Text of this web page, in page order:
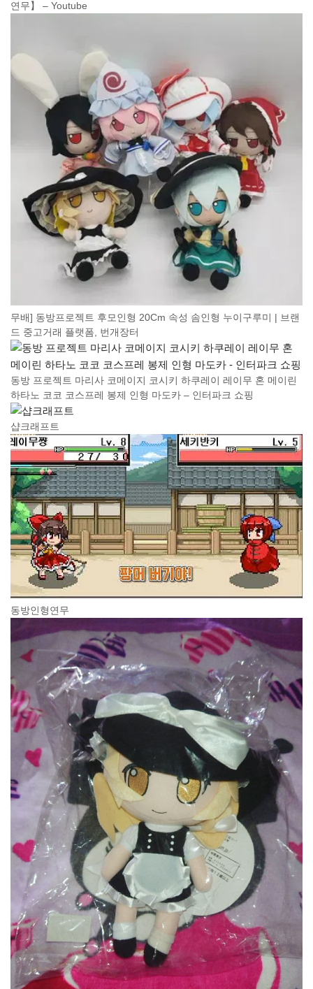
연무】 – Youtube
무배] 동방프로젝트 후모인형 20Cm 속성 솜인형 누이구루미 | 브랜
드 중고거래 플랫폼, 번개장터
동방 프로젝트 마리사 코메이지 코시키 하쿠레이 레이무 혼 메이린
하타노 코코 코스프레 봉제 인형 마도카 – 인터파크 쇼핑
샵크래프트
동방인형연무